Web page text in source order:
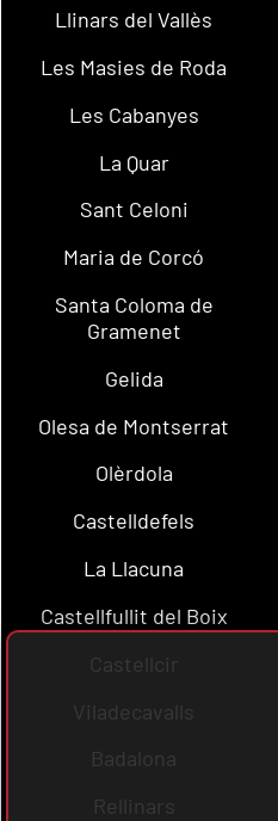
Llinars del Vallès
Les Masies de Roda
Les Cabanyes
La Quar
Sant Celoni
Maria de Corcó
Santa Coloma de
Gramenet
Gelida
Olesa de Montserrat
Olèrdola
Castelldefels
La Llacuna
Castellfullit del Boix
Castellcir
Viladecavalls
Badalona
Rellinars